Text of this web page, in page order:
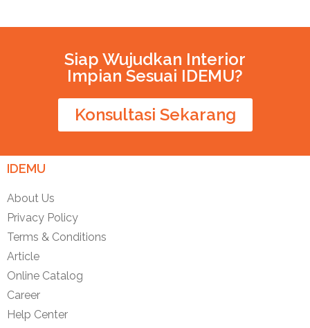
Siap Wujudkan Interior
Impian Sesuai IDEMU?
Konsultasi Sekarang
IDEMU
About Us
Privacy Policy
Terms & Conditions
Article
Online Catalog
Career
Help Center